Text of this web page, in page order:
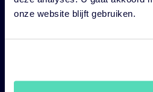
onze website blijft gebruiken.
Belangrijke